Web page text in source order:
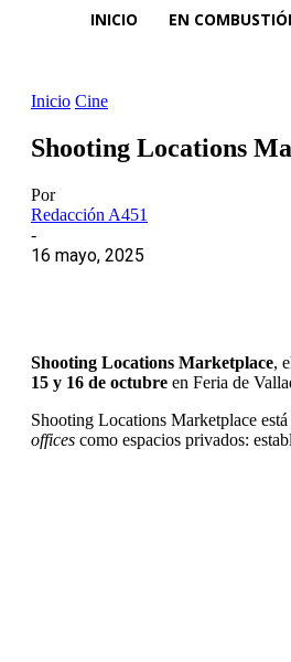
INICIO EN
Inicio Cine
Shooting Locations
Por
Redacción A451
-
16 mayo, 2025
Shooting Locations Marketplace,
15 y 16 de octubre en Feria de
Shooting Locations Marketplace está
offices como espacios privados: